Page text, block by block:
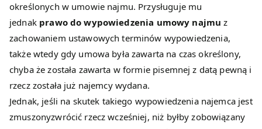
określonych w umowie najmu. Przysługuje mu
jednak prawo do wypowiedzenia umowy najmu z
zachowaniem ustawowych terminów wypowiedzenia,
także wtedy gdy umowa była zawarta na czas określony,
chyba że została zawarta w formie pisemnej z datą pewną i
rzecz została już najemcy wydana.
Jednak, jeśli na skutek takiego wypowiedzenia najemca jest
zmuszonyzwrócić rzecz wcześniej, niż byłby zobowiązany